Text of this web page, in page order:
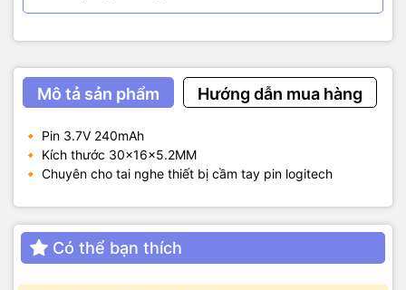
Mô tả sản phẩm Hướng dẫn mua hàng
🔸 Pin 3.7V 240mAh
🔸 Kích thước 30x16x5.2MM
🔸 Chuyên cho tai nghe thiết bị cầm tay pin logitech
Có thể bạn thích